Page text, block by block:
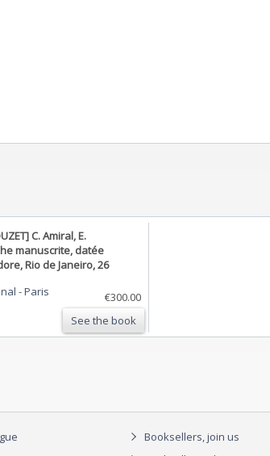
C. Amiral, E.
manuscrite, datée
Rio de Janeiro, 26
-Paris
€300.00
See the book
Booksellers, join us